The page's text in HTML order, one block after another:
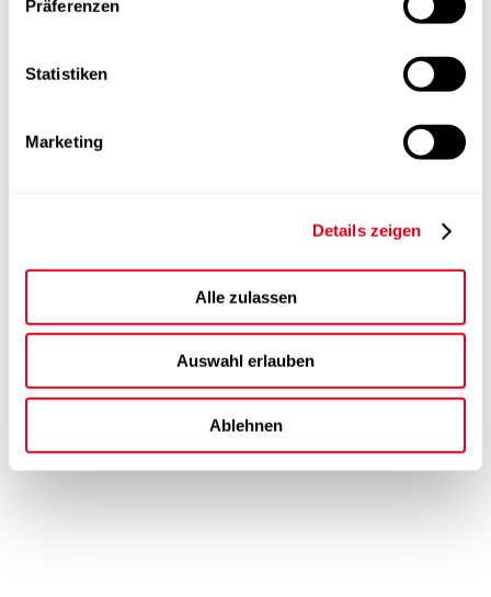
Präferenzen
Statistiken
Marketing
Details zeigen
Alle zulassen
Auswahl erlauben
Ablehnen